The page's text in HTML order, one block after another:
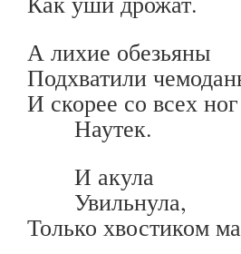
А лихие обезьяны
Подхватили
И скорее со всех ног
Наутек.
И акула
Увильнула,
Только хвостиком